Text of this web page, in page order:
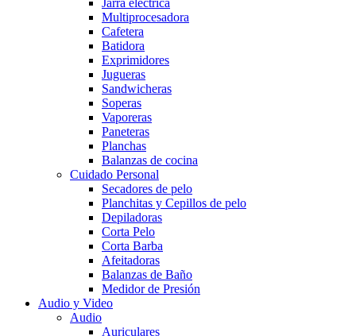
Jarra eléctrica
Multiprocesadora
Cafetera
Batidora
Exprimidores
Jugueras
Sandwicheras
Soperas
Vaporeras
Paneteras
Planchas
Balanzas de cocina
Cuidado Personal
Secadores de pelo
Planchitas y Cepillos de pelo
Depiladoras
Corta Pelo
Corta Barba
Afeitadoras
Balanzas de Baño
Medidor de Presión
Audio y Video
Audio
Auriculares